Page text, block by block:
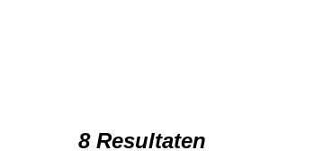
8 Resultaten